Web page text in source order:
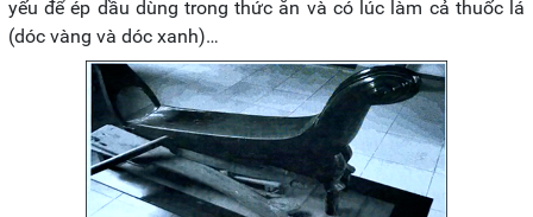
yếu để ép dầu dùng trong thức ăn và có lúc làm cả thuốc lá
(dóc vàng và dóc xanh)…